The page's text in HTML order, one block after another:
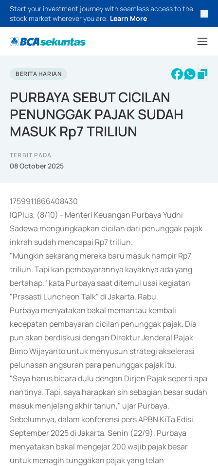
Start your investment journey with seamless access to the
stock market wherever you are. Learn More
BERITA HARIAN
PURBAYA SEBUT CICILAN
PENUNGGAK PAJAK SUDAH
MASUK Rp7 TRILIUN
TERBIT PADA
08 October 2025
1759911866408430
IQPlus, (8/10) - Menteri Keuangan Purbaya Yudhi
Sadewa mengungkapkan cicilan dari penunggak pajak
inkrah sudah mencapai Rp7 triliun.
"Mungkin sekarang mereka baru masuk hampir Rp7
triliun. Tapi kan pembayarannya kayaknya ada yang
bertahap," kata Purbaya saat ditemui usai kegiatan
"Prasasti Luncheon Talk" di Jakarta, Rabu.
Purbaya menyatakan bakal memantau kembali
kecepatan pembayaran cicilan penunggak pajak. Dia
pun akan berdiskusi dengan Direktur Jenderal Pajak
Bimo Wijayanto untuk menyusun strategi akselerasi
pelunasan angsuran para penunggak pajak itu.
"Saya harus bicara dulu dengan Dirjen Pajak seperti apa
nantinya. Tapi, saya harapkan sih sebagian besar sudah
masuk menjelang akhir tahun," ujar Purbaya.
Sebelumnya, dalam konferensi pers APBN KiTa Edisi
September 2025 di Jakarta, Senin (22/9), Purbaya
menyatakan bakal mengejar 200 wajib pajak besar
untuk menagih tunggakan pajak yang telah